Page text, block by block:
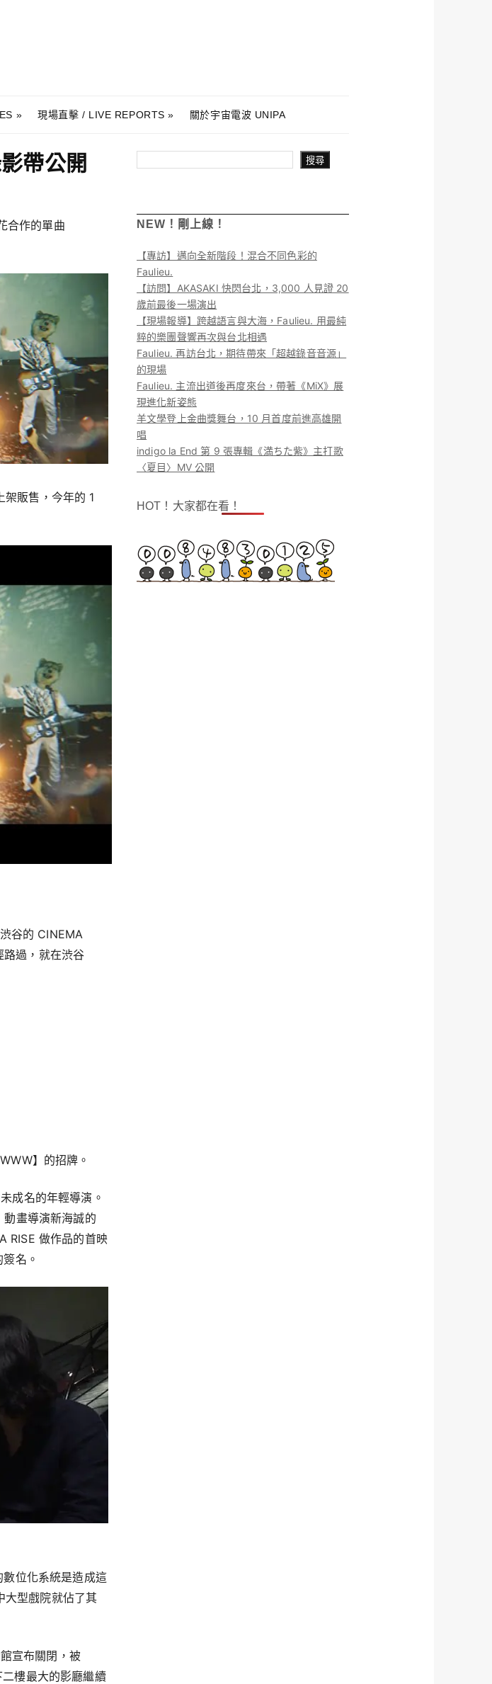
現場直擊 / LIVE REPORTS 關於宇宙電波 UNIPA
帶公開
合作的單曲
販售，今年的 1
谷的 CINEMA
路過，就在渋谷
】的招牌。
成名的年輕導演。
畫導演新海誠的
RISE 做作品的首映
名。
位化系統是造成這
大型戲院就佔了其
宣布關閉，被
樓最大的影廳繼續
搜尋
NEW！剛上線！
【專訪】邁向全新階段！混合不同色彩的
Faulieu.
【訪問】AKASAKI 快閃台北，3,000 人見證 20
歲前最後一場演出
【現場報導】跨越語言與大海，Faulieu. 用最純
粹的樂團聲響再次與台北相遇
Faulieu. 再訪台北，期待帶來「超越錄音音源」
的現場
Faulieu. 主流出道後再度來台，帶著《MiX》展
現進化新姿態
羊文學登上金曲獎舞台，10 月首度前進高雄開
唱
indigo la End 第 9 張專輯《満ちた紫》主打歌
〈夏目〉MV 公開
HOT！大家都在看！